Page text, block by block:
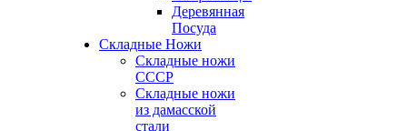
Деревянная
Посуда
Складные Ножи
Cкладные ножи
СССР
Складные ножи
из дамасской
стали